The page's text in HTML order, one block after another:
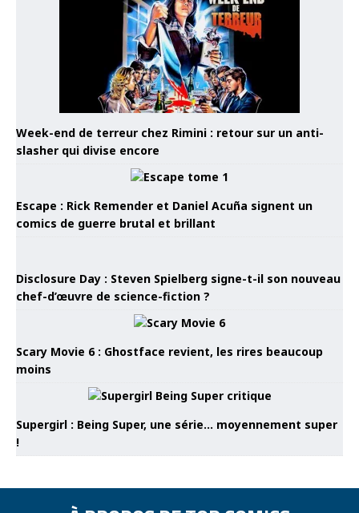
Week-end de terreur chez Rimini : retour sur un anti-
slasher qui divise encore
Escape : Rick Remender et Daniel Acuña signent un
comics de guerre brutal et brillant
Disclosure Day : Steven Spielberg signe-t-il son nouveau
chef-d’œuvre de science-fiction ?
Scary Movie 6 : Ghostface revient, les rires beaucoup
moins
Supergirl : Being Super, une série… moyennement super
!